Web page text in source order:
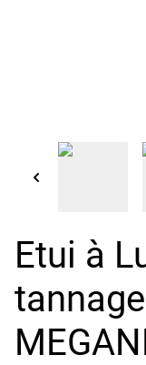
Etui à